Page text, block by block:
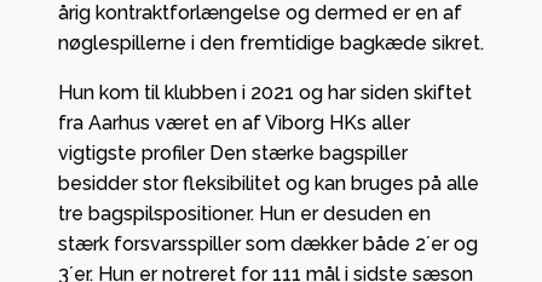
årig kontraktforlængelse og dermed er en af
nøglespillerne i den fremtidige bagkæde sikret.
Hun kom til klubben i 2021 og har siden skiftet
fra Aarhus været en af Viborg HKs aller
vigtigste profiler Den stærke bagspiller
besidder stor fleksibilitet og kan bruges på alle
tre bagspilspositioner. Hun er desuden en
stærk forsvarsspiller som dækker både 2´er og
3´er. Hun er notreret for 111 mål i sidste sæson